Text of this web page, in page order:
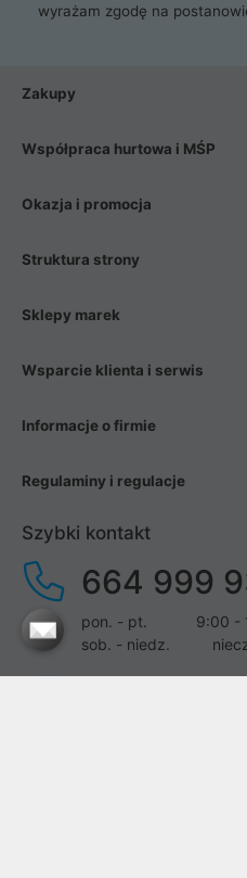
wyrażam zgodę na
Zakupy
Współpraca hurtowa i MŚP
Okazja i promocja
Struktura strony
Sklepy marek
Wsparcie klienta i serwis
Informacje o firmie
Regulaminy i regulacje
Szybki kontakt
664 999
pon. - pt.
9:00 -
sob. - niedz.